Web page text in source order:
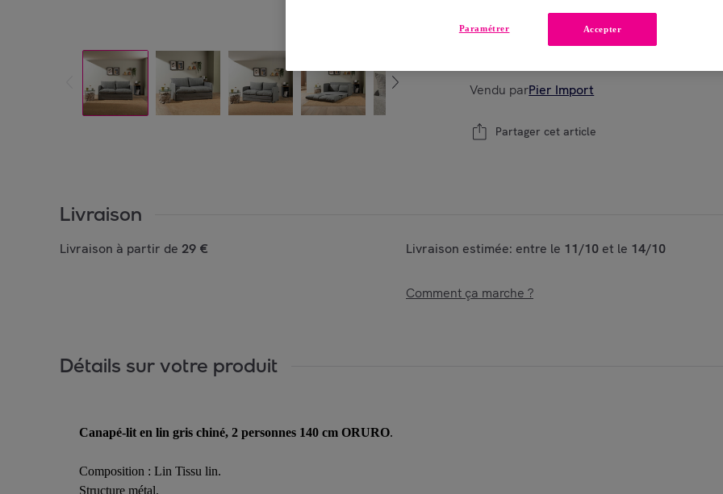
Canapé-lit en lin gris chiné, 2
Vendu parPier Import
Partager cet article
Livraison
Livraison à partir de 29 € Livraison estimée: entre le 11/10 et le 14/10
Comment ça marche ?
Détails sur votre produit
Canapé-lit en lin gris chiné, 2 personnes 140 cm ORURO.
Composition : Lin Tissu lin.
Structure métal.
Accepter
Paramétrer